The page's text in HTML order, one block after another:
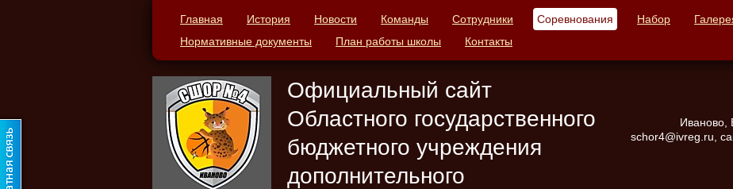
Главная История Новости Команды Сотрудники Соревнования Набор
Нормативные документы
План работы школы Контакты
Официальный сайт
Областного государственного
бюджетного учреждения
дополнительного
Иваново,
schor4@ivreg.ru,